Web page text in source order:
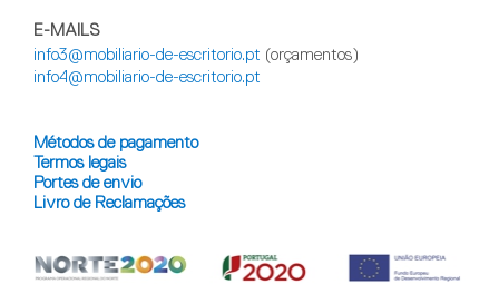
E-MAILS
info3@mobiliario-de-escritorio.pt (orçamentos)
info4@mobiliario-de-escritorio.pt
Métodos de pagamento
Termos legais
Portes de envio
Livro de Reclamações